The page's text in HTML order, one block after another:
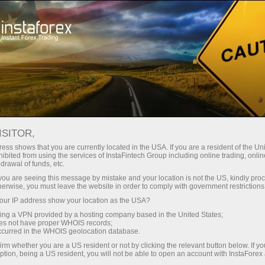
Con InstaForex obtiene acceso a
competitivas: apalancamiento de
hasta 1:5000, unos de los mejores
spreads y comisiones del
mercado, así como condiciones
atractivas para operar con
acciones e índices.
Spreads mínimos
Bono del 30%
en cada depósito
Velocidad
en el trading y en la pista
shows that you are currently located in the USA. If you are a resident of the
from using the services of InstaFintech Group including online trading,
of funds, etc.
are seeing this message by mistake and your location is not the US, kindly
you must leave the website in order to comply with government
IP address show your location as the USA?
a VPN provided by a hosting company based in the United States;
not have proper WHOIS records;
in the WHOIS geolocation database.
whether you are a US resident or not by clicking the relevant button below. If
being a US resident, you will not be able to open an account with InstaForex